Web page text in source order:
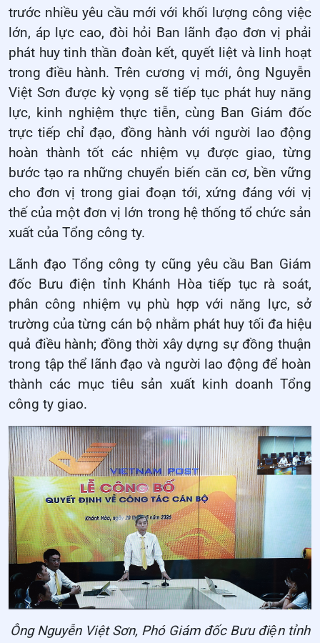
trước nhiều yêu cầu mới với khối lượng công việc
lớn, áp lực cao, đòi hỏi Ban lãnh đạo đơn vị phải
phát huy tinh thần đoàn kết, quyết liệt và linh hoạt
trong điều hành. Trên cương vị mới, ông Nguyễn
Việt Sơn được kỳ vọng sẽ tiếp tục phát huy năng
lực, kinh nghiệm thực tiễn, cùng Ban Giám đốc
trực tiếp chỉ đạo, đồng hành với người lao động
hoàn thành tốt các nhiệm vụ được giao, từng
bước tạo ra những chuyển biến căn cơ, bền vững
cho đơn vị trong giai đoạn tới, xứng đáng với vị
thế của một đơn vị lớn trong hệ thống tổ chức sản
xuất của Tổng công ty.
Lãnh đạo Tổng công ty cũng yêu cầu Ban Giám
đốc Bưu điện tỉnh Khánh Hòa tiếp tục rà soát,
phân công nhiệm vụ phù hợp với năng lực, sở
trường của từng cán bộ nhằm phát huy tối đa hiệu
quả điều hành; đồng thời xây dựng sự đồng thuận
trong tập thể lãnh đạo và người lao động để hoàn
thành các mục tiêu sản xuất kinh doanh Tổng
công ty giao.
Ông Nguyễn Việt Sơn, Phó Giám đốc Bưu điện tỉnh